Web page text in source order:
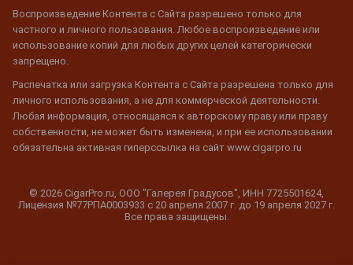
Воспроизведение Контента с Сайта разрешено только для
частного и личного пользования. Любое воспроизведение или
использование копий для любых других целей категорически
запрещено.
Распечатка или загрузка Контента с Сайта разрешена только для
личного использования, а не для коммерческой деятельности.
Любая информация, относящаяся к авторскому праву или праву
собственности, не может быть изменена, и при ее использовании
обязательна активная гиперссылка на сайт www.cigarpro.ru
© 2026 CigarPro.ru, ООО "Галерея Градусов", ИНН 7725501624,
Лицензия №77РПА0003933 c 20 апреля 2007 г. до 19 апреля 2027 г.
Все права защищены.